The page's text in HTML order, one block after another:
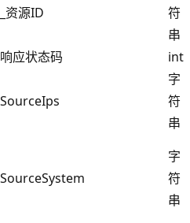
_资源ID
符
串
响应状态码 int
SourceIps
字
符
串
SourceSystem
字
符
串